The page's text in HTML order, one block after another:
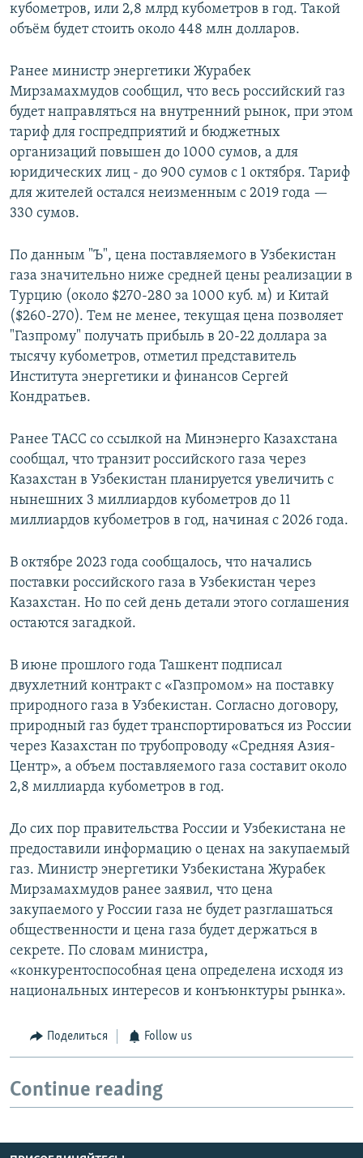
кубометров, или 2,8 млрд кубометров в год. Такой
объём будет стоить около 448 млн долларов.
Ранее министр энергетики Журабек
Мирзамахмудов сообщил, что весь российский газ
будет направляться на внутренний рынок, при этом
тариф для госпредприятий и бюджетных
организаций повышен до 1000 сумов, а для
юридических лиц - до 900 сумов с 1 октября. Тариф
для жителей остался неизменным с 2019 года —
330 сумов.
По данным "Ъ", цена поставляемого в Узбекистан
газа значительно ниже средней цены реализации в
Турцию (около $270-280 за 1000 куб. м) и Китай
($260-270). Тем не менее, текущая цена позволяет
"Газпрому" получать прибыль в 20-22 доллара за
тысячу кубометров, отметил представитель
Института энергетики и финансов Сергей
Кондратьев.
Ранее ТАСС со ссылкой на Минэнерго Казахстана
сообщал, что транзит российского газа через
Казахстан в Узбекистан планируется увеличить с
нынешних 3 миллиардов кубометров до 11
миллиардов кубометров в год, начиная с 2026 года.
В октябре 2023 года сообщалось, что начались
поставки российского газа в Узбекистан через
Казахстан. Но по сей день детали этого соглашения
остаются загадкой.
В июне прошлого года Ташкент подписал
двухлетний контракт с «Газпромом» на поставку
природного газа в Узбекистан. Согласно договору,
природный газ будет транспортироваться из России
через Казахстан по трубопроводу «Средняя Азия-
Центр», а объем поставляемого газа составит около
2,8 миллиарда кубометров в год.
До сих пор правительства России и Узбекистана не
предоставили информацию о ценах на закупаемый
газ. Министр энергетики Узбекистана Журабек
Мирзамахмудов ранее заявил, что цена
закупаемого у России газа не будет разглашаться
общественности и цена газа будет держаться в
секрете. По словам министра,
«конкурентоспособная цена определена исходя из
национальных интересов и конъюнктуры рынка».
Поделиться Follow us
Continue reading